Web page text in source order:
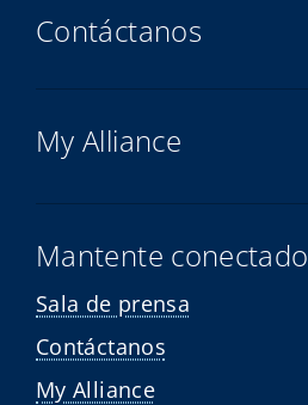
Contáctanos
My Alliance
Mantente conectado
Sala de prensa
Contáctanos
My Alliance